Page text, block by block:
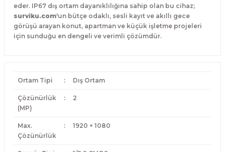
eder. IP67 dış ortam dayanıklılığına sahip olan bu cihaz;
surviku.com'un bütçe odaklı, sesli kayıt ve akıllı gece
görüşü arayan konut, apartman ve küçük işletme projeleri
için sunduğu en dengeli ve verimli çözümdür.
Ortam Tipi : Dış Ortam
Çözünürlük
(MP)
: 2
Max.
Çözünürlük
: 1920 × 1080